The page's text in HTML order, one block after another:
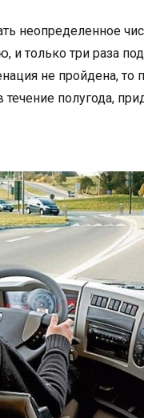
неопределенное
и только три раза
не пройдена,
полугода,